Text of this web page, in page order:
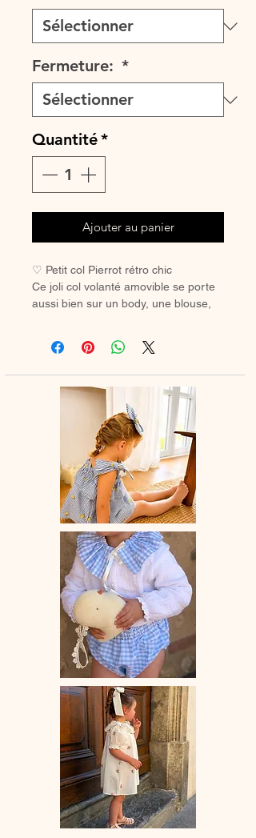
Fermeture: *
Quantité*
Ajouter au panier
♡ Petit col Pierrot rétro chic
Ce joli col volanté amovible se porte
aussi bien sur un body, une blouse,
rétro chic à n’importe quelle tenue.
pouvez former un joli nœud et ajuster
facilement le col en desserrant
légèrement les fronces pour l’adapter
au tour de cou de votre enfant.
Le col est entièrement doublé pour
un fini soigné et un confort optimal.
✿ Délai de fabrication : entre 15 et 28
jours ouvrés, selon les commandes
en cours.
✿ Entretien :
– Lavage à la main conseillé dans un
petit filet de lingerie ou en machine à
20°C maximum, avec des couleurs
similaires.
– Cycle délicat recommandé.
– Sèche-linge déconseillé.
Après lavage le repasse est conseillé
pour un rendu plus soigné